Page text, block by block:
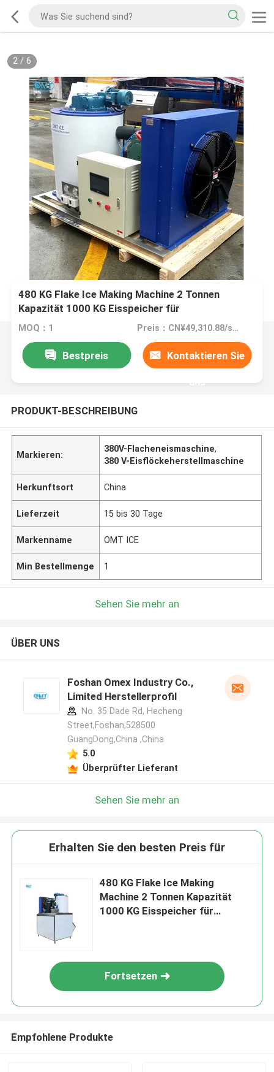
2/ 6
480 KG Flake Ice Making Machine 2 Tonnen
Kapazität 1000 KG Eisspeicher für
Industriezwecke
MOQ：1 Preis：CN¥49,310.88/sets 1-2 sets
Bestpreis Kontaktieren Sie
uns
PRODUKT-BESCHREIBUNG
Markieren:
380V-Flacheneismaschine,
380 V-Eisflöckeherstellmaschine
Herkunftsort China
Lieferzeit 15 bis 30 Tage
Markenname OMT ICE
Min Bestellmenge 1
Sehen Sie mehr an
ÜBER UNS
Foshan Omex Industry Co.,
Limited Herstellerprofil
No. 35 Dade Rd, Hecheng
Street,Foshan,528500
GuangDong,China ,China
5.0
Überprüfter Lieferant
Sehen Sie mehr an
Erhalten Sie den besten Preis für
480 KG Flake Ice Making
Machine 2 Tonnen Kapazität
1000 KG Eisspeicher für
Fortsetzen
Empfohlene Produkte